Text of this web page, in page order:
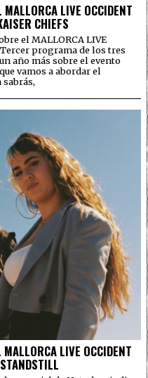
LIVE OCCIDENT
CHIEFS
el MALLORCA LIVE
programa de los tres
año más sobre el evento
vamos a abordar el
sabrás,
LIVE OCCIDENT